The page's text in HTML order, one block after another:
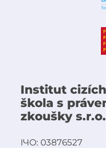
Institut
škola s
zkoušky s.r.o.
ІЧО: 03876527